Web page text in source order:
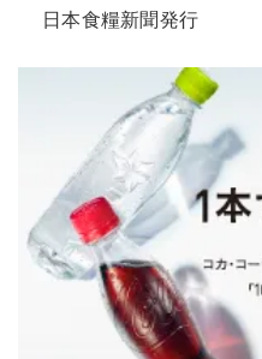
日本食糧新聞発行